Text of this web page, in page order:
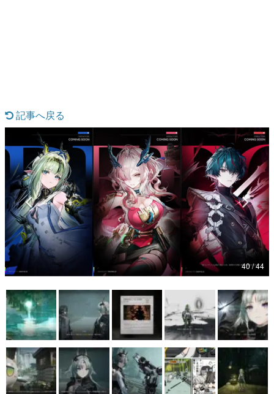
マンガ
女性向け
アプリレビュー
その他
電ファミニコゲーマーとは？
運営：株式会社マレ
記事へ戻る
40 / 44